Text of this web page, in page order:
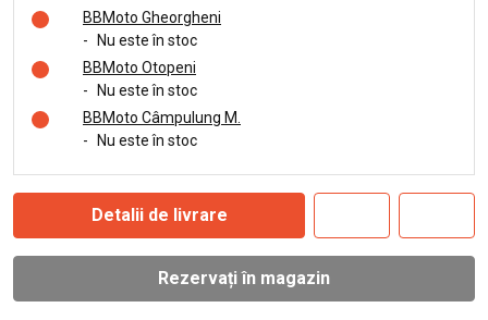
BBMoto Gheorgheni
-
Nu este în stoc
BBMoto Otopeni
-
Nu este în stoc
BBMoto Câmpulung M.
-
Nu este în stoc
Detalii de livrare
Rezervați în magazin